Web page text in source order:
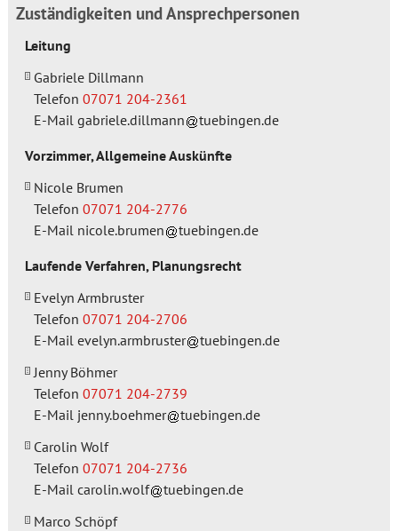
Zuständigkeiten und Ansprechpersonen
Leitung
Gabriele Dillmann
Telefon 07071 204-2361
E-Mail gabriele.dillmann
tuebingen.de
Vorzimmer, Allgemeine Auskünfte
Nicole Brumen
Telefon 07071 204-2776
E-Mail nicole.brumen
tuebingen.de
Laufende Verfahren, Planungsrecht
Evelyn Armbruster
Telefon 07071 204-2706
E-Mail evelyn.armbruster
tuebingen.de
Jenny Böhmer
Telefon 07071 204-2739
E-Mail jenny.boehmer
tuebingen.de
Carolin Wolf
Telefon 07071 204-2736
E-Mail carolin.wolf
tuebingen.de
Marco Schöpf